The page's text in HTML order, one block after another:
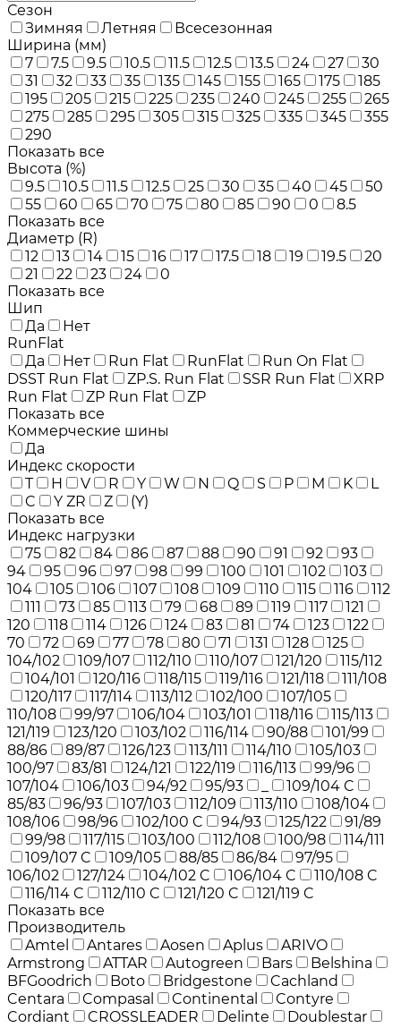
Сезон
Зимняя
Летняя
Всесезонная
Ширина (мм)
7
7.5 9.5 10.5 11.5 12.5 13.5 24 27
30
31
32 33 35 135 145 155 165 175
185
195
205 215 225 235 240 245 255
265
275
285 295 305 315 325 335 345
355
290
Показать все
Высота (%)
9.5
10.5 11.5 12.5 25 30 35 40 45
50
55
60 65 70 75 80 85 90 0
8.5
Показать все
Диаметр (R)
12
13 14 15 16 17 17.5 18 19 19.5
20
21
22 23 24
0
Показать все
Шип
Да
Нет
RunFlat
Да
Нет Run Flat RunFlat
Run On Flat
DSST Run Flat
ZP.S. Run Flat SSR Run Flat
XRP
Run Flat
ZP Run Flat
ZP
Показать все
Коммерческие шины
Да
Индекс скорости
T
H V R Y W N Q S P M K
L
C
Y ZR Z
(Y)
Показать все
Индекс нагрузки
75
82 84 86 87 88 90 91 92
93
94
95 96 97 98 99 100 101 102
103
104
105 106 107 108 109 110 115 116
112
111
73 85 113 79 68 89 119 117
121
120
118 114 126 124 83 81 74 123
122
70
72 69 77 78 80 71 131 128
125
104/102
109/107 112/110 110/107 121/120
115/112
104/101
120/116 118/115 119/116 121/118
111/108
120/117
117/114 113/112 102/100
107/105
110/108
99/97 106/104 103/101 118/116
115/113
121/119
123/120 103/102 116/114 90/88
101/99
88/86
89/87 126/123 113/111 114/110
105/103
100/97
83/81 124/121 122/119 116/113
99/96
107/104
106/103 94/92 95/93
109/104 C
85/83
96/93 107/103 112/109 113/110
108/104
108/106
98/96 102/100 C 94/93 125/122
91/89
99/98
117/115 103/100 112/108 100/98
114/111
109/107 C
109/105 88/85 86/84
97/95
106/102
127/124 104/102 C 106/104 C
110/108 C
116/114 C
112/110 C 121/120 C
121/119 C
Показать все
Производитель
Amtel
Antares Aosen Aplus
ARIVO
Armstrong
ATTAR Autogreen Bars
Belshina
BFGoodrich
Boto Bridgestone
Cachland
Centara
Compasal Continental
Contyre
Cordiant
CROSSLEADER Delinte
Doublestar